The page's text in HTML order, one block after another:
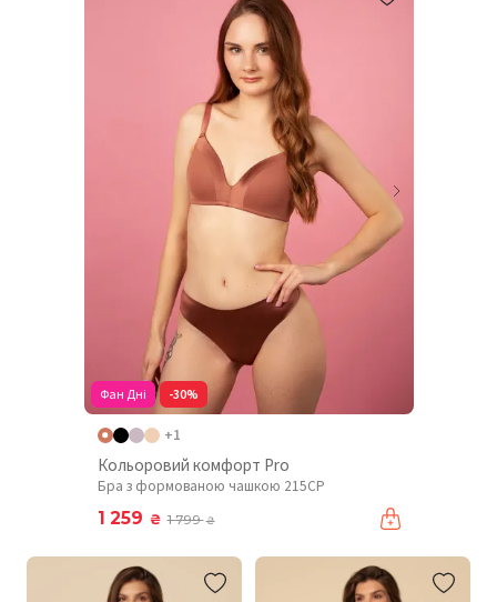
Фан Дні -30%
+1
Кольоровий комфорт Pro
Бра з формованою чашкою 215CP
1 259 ₴ 1 799₴